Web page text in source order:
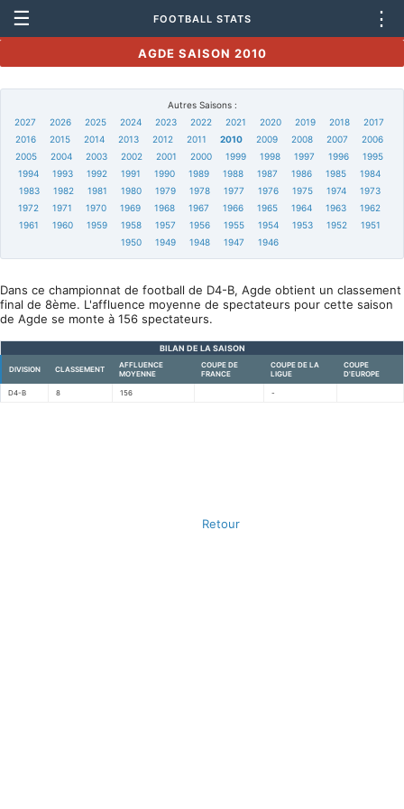
☰ FOOTBALL STATS ⋮
AGDE SAISON 2010
Autres Saisons :
2027
2026 2025 2024 2023 2022 2021 2020 2019 2018
2017
2016
2015 2014 2013 2012 2011 2010 2009 2008 2007
2006
2005
2004 2003 2002 2001 2000 1999 1998 1997 1996
1995
1994
1993 1992 1991 1990 1989 1988 1987 1986 1985
1984
1983
1982 1981 1980 1979 1978 1977 1976 1975 1974
1973
1972
1971 1970 1969 1968 1967 1966 1965 1964 1963
1962
1961
1960 1959 1958 1957 1956 1955 1954 1953 1952
1951
1950
1949 1948 1947 1946
Dans ce championnat de football de D4-B, Agde obtient un classement
final de 8ème. L'affluence moyenne de spectateurs pour cette saison
de Agde se monte à 156 spectateurs.
BILAN DE LA SAISON
DIVISION CLASSEMENT
AFFLUENCE
MOYENNE
COUPE DE
FRANCE
COUPE DE LA
LIGUE
COUPE
D'EUROPE
D4-B 8 156 -
Retour